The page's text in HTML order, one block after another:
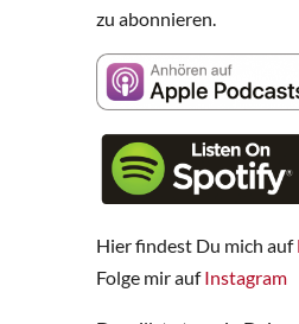
zu abonnieren.
Hier findest Du mich auf
Folge mir aufInstagram